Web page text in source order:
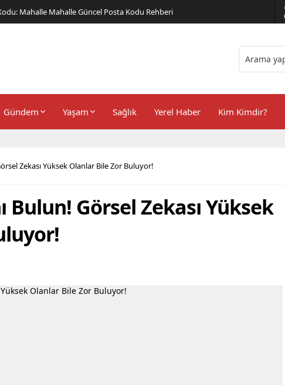
Önerileri
Gündem Yaşam Sağlık Yerel Haber Kim Kimdir?
Zekası Yüksek Olanlar Bile Zor Buluyor!
Bulun! Görsel Zekası Yüksek